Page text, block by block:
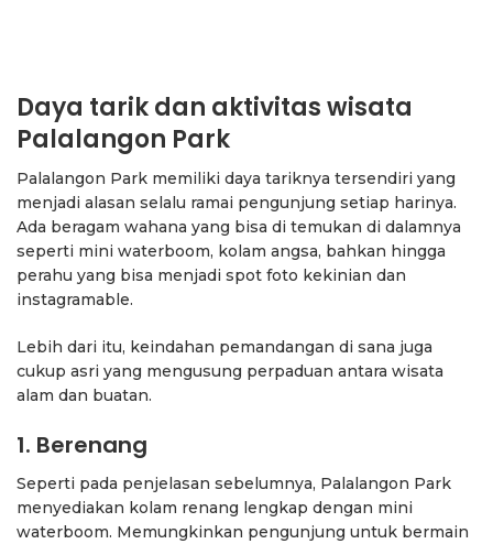
Daya tarik dan aktivitas wisata
Palalangon Park
Palalangon Park memiliki daya tariknya tersendiri yang
menjadi alasan selalu ramai pengunjung setiap harinya.
Ada beragam wahana yang bisa di temukan di dalamnya
seperti mini waterboom, kolam angsa, bahkan hingga
perahu yang bisa menjadi spot foto kekinian dan
instagramable.
Lebih dari itu, keindahan pemandangan di sana juga
cukup asri yang mengusung perpaduan antara wisata
alam dan buatan.
1. Berenang
Seperti pada penjelasan sebelumnya, Palalangon Park
menyediakan kolam renang lengkap dengan mini
waterboom. Memungkinkan pengunjung untuk bermain